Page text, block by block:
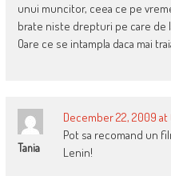
unui muncitor, ceea ce pe
brate niste drepturi pe care de
Oare ce se intampla daca mai
Tania
December 22, 2009 at
Pot sa recomand un
Lenin!